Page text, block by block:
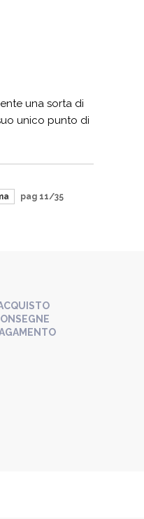
una sorta di
unico punto di
pag 11/35